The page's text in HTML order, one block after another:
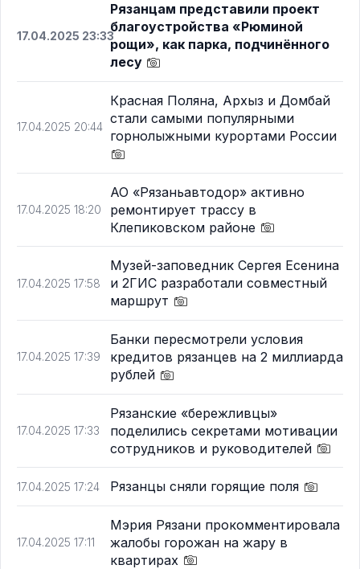
17.04.2025 23:33
Рязанцам представили проект
благоустройства «Рюминой
рощи», как парка, подчинённого
лесу
17.04.2025 20:44
Красная Поляна, Архыз и Домбай
стали самыми популярными
горнолыжными курортами России
17.04.2025 18:20
АО «Рязаньавтодор» активно
ремонтирует трассу в
Клепиковском районе
17.04.2025 17:58
Музей-заповедник Сергея Есенина
и 2ГИС разработали совместный
маршрут
17.04.2025 17:39
Банки пересмотрели условия
кредитов рязанцев на 2 миллиарда
рублей
17.04.2025 17:33
Рязанские «бережливцы»
поделились секретами мотивации
сотрудников и руководителей
17.04.2025 17:24 Рязанцы сняли горящие поля
17.04.2025 17:11
Мэрия Рязани прокомментировала
жалобы горожан на жару в
квартирах